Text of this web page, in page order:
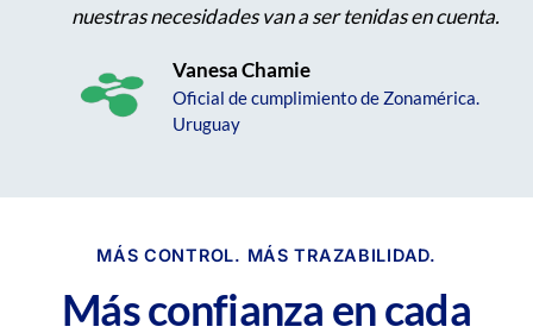
nuestras necesidades van a ser tenidas en cuenta.
Vanesa Chamie
Oficial de cumplimiento de Zonamérica.
Uruguay
MÁS CONTROL. MÁS TRAZABILIDAD.
Más confianza en cada